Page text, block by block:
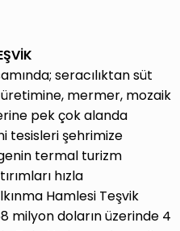
seracılıktan süt
mermer, mozaik
pek çok alanda
tesisleri şehrimize
termal turizm
hızla
Hamlesi Teşvik
milyon doların üzerinde 4